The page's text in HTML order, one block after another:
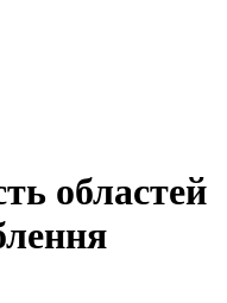
областей